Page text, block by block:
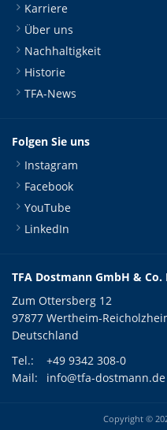
Karriere
Über uns
Nachhaltigkeit
Historie
TFA-News
Folgen Sie uns
Instagram
Facebook
YouTube
LinkedIn
TFA Dostmann GmbH & Co.
Zum Ottersberg 12
97877 Wertheim-
Deutschland
Tel.:
+49 9342 308-0
Mail:
info@tfa-dostmann.de
Copyright ©